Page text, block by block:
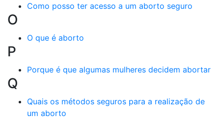
Como posso ter acesso a um aborto seguro
O
O que é aborto
P
Porque é que algumas mulheres decidem abortar
Q
Quais os métodos seguros para a realização de
um aborto